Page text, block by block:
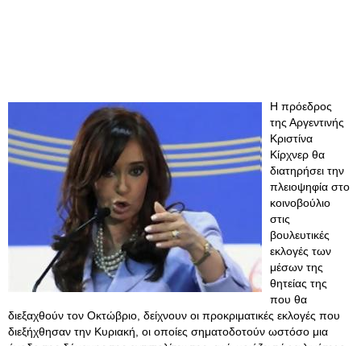
Η πρόεδρος
της Αργεντινής
Κριστίνα
Κίρχνερ θα
διατηρήσει την
πλειοψηφία στο
κοινοβούλιο
στις
βουλευτικές
εκλογές των
μέσων της
θητείας της
που θα
διεξαχθούν τον Οκτώβριο, δείχνουν οι προκριματικές εκλογές που
διεξήχθησαν την Κυριακή, οι οποίες σηματοδοτούν ωστόσο μια